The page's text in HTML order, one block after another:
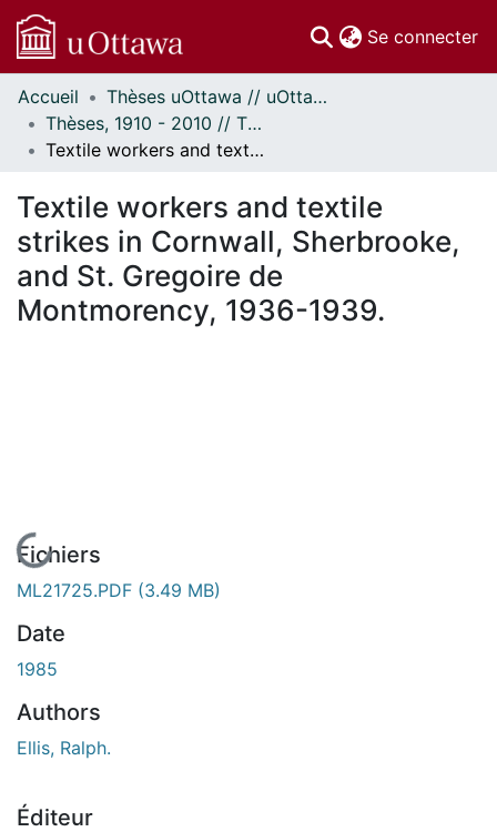
Se connecter
Communautés
et collections
Parcourir
À propos
Accueil
Thèses uOttawa // uOttawa Theses
Thèses, 1910 - 2010 // Theses, 1910 - 2010
Textile workers and textile strikes in Cornwall, Sherbrooke, and St. Gregoire de Montmorency, 1936-1939.
Textile workers and textile
strikes in Cornwall, Sherbrooke,
and St. Gregoire de
Montmorency, 1936-1939.
En cours de chargement...
Fichiers
ML21725.PDF (3.49 MB)
Date
1985
Authors
Ellis, Ralph.
Éditeur